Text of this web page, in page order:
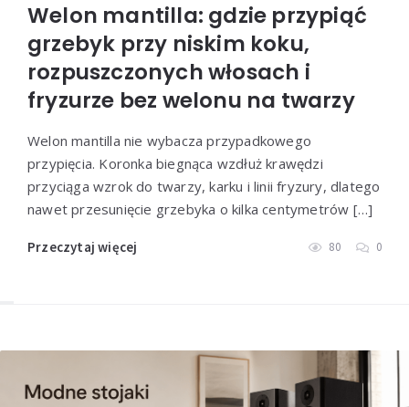
Welon mantilla: gdzie przypiąć
grzebyk przy niskim koku,
rozpuszczonych włosach i
fryzurze bez welonu na twarzy
Welon mantilla nie wybacza przypadkowego
przypięcia. Koronka biegnąca wzdłuż krawędzi
przyciąga wzrok do twarzy, karku i linii fryzury, dlatego
nawet przesunięcie grzebyka o kilka centymetrów […]
Przeczytaj więcej 80 0